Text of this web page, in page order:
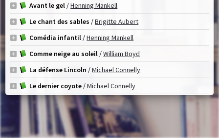
Avant le gel /Henning Mankell
Le chant des sables /Brigitte Aubert
Comédia infantil/Henning Mankell
Comme neige au soleil /William Boyd
La défense Lincoln /Michael Connelly
Le dernier coyote /Michael Connelly
L'Exposition coloniale/
Erik Orsenna
Frère d'âme
/David Diop
A genoux/Michael Connelly